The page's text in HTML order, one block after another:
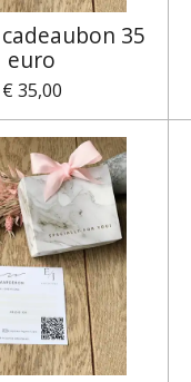
35
euro
€ 35,00